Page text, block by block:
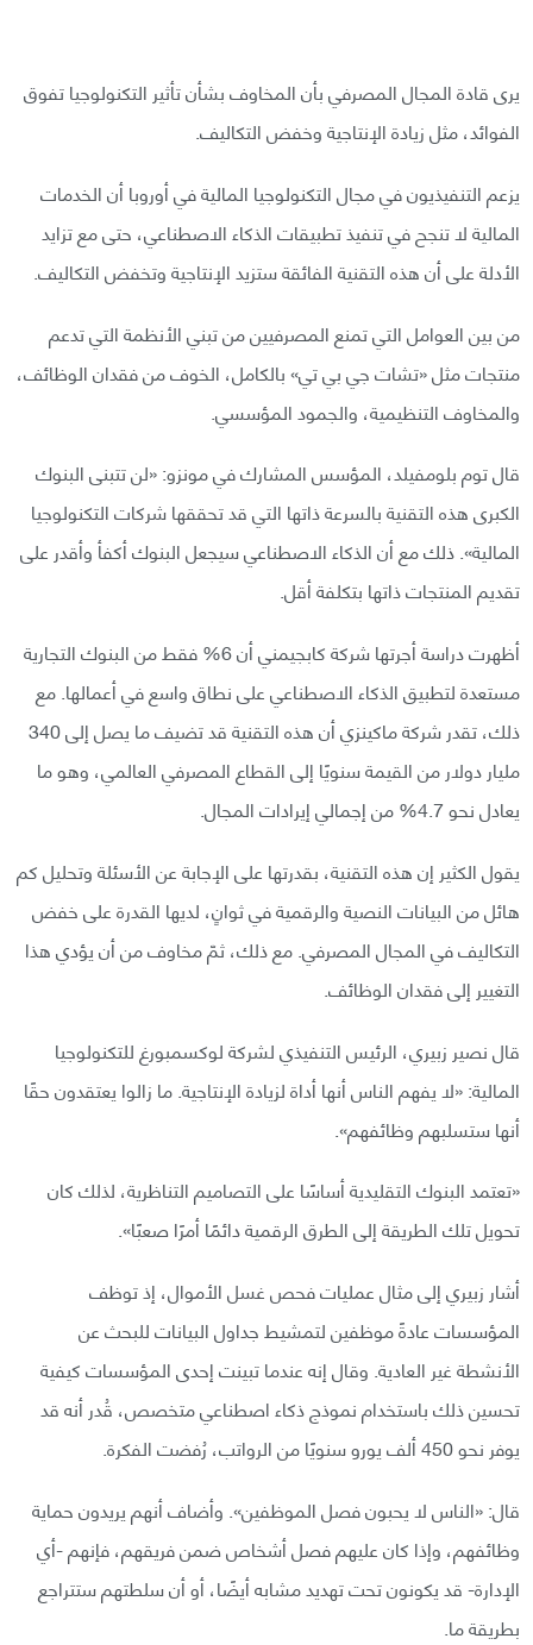
يرى قادة المجال المصرفي بأن المخاوف بشأن تأثير التكنولوجيا تفوق
الفوائد، مثل زيادة الإنتاجية وخفض التكاليف.
يزعم التنفيذيون في مجال التكنولوجيا المالية في أوروبا أن الخدمات
المالية لا تنجح في تنفيذ تطبيقات الذكاء الاصطناعي، حتى مع تزايد
الأدلة على أن هذه التقنية الفائقة ستزيد الإنتاجية وتخفض التكاليف.
من بين العوامل التي تمنع المصرفيين من تبني الأنظمة التي تدعم
منتجات مثل «تشات جي بي تي» بالكامل، الخوف من فقدان الوظائف،
والمخاوف التنظيمية، والجمود المؤسسي.
قال توم بلومفيلد، المؤسس المشارك في مونزو: «لن تتبنى البنوك
الكبرى هذه التقنية بالسرعة ذاتها التي قد تحققها شركات التكنولوجيا
المالية». ذلك مع أن الذكاء الاصطناعي سيجعل البنوك أكفأ وأقدر على
تقديم المنتجات ذاتها بتكلفة أقل.
أظهرت دراسة أجرتها شركة كابجيمني أن 6% فقط من البنوك التجارية
مستعدة لتطبيق الذكاء الاصطناعي على نطاق واسع في أعمالها. مع
ذلك، تقدر شركة ماكينزي أن هذه التقنية قد تضيف ما يصل إلى 340
مليار دولار من القيمة سنويًا إلى القطاع المصرفي العالمي، وهو ما
يعادل نحو 4.7% من إجمالي إيرادات المجال.
يقول الكثير إن هذه التقنية، بقدرتها على الإجابة عن الأسئلة وتحليل كم
هائل من البيانات النصية والرقمية في ثوانٍ، لديها القدرة على خفض
التكاليف في المجال المصرفي. مع ذلك، ثمّ مخاوف من أن يؤدي هذا
التغيير إلى فقدان الوظائف.
قال نصير زبيري، الرئيس التنفيذي لشركة لوكسمبورغ للتكنولوجيا
المالية: «لا يفهم الناس أنها أداة لزيادة الإنتاجية. ما زالوا يعتقدون حقًا
أنها ستسلبهم وظائفهم».
«تعتمد البنوك التقليدية أساسًا على التصاميم التناظرية، لذلك كان
تحويل تلك الطريقة إلى الطرق الرقمية دائمًا أمرًا صعبًا».
أشار زبيري إلى مثال عمليات فحص غسل الأموال، إذ توظف
المؤسسات عادةً موظفين لتمشيط جداول البيانات للبحث عن
الأنشطة غير العادية. وقال إنه عندما تبينت إحدى المؤسسات كيفية
تحسين ذلك باستخدام نموذج ذكاء اصطناعي متخصص، قُدر أنه قد
يوفر نحو 450 ألف يورو سنويًا من الرواتب، رُفضت الفكرة.
قال: «الناس لا يحبون فصل الموظفين». وأضاف أنهم يريدون حماية
وظائفهم، وإذا كان عليهم فصل أشخاص ضمن فريقهم، فإنهم -أي
الإدارة- قد يكونون تحت تهديد مشابه أيضًا، أو أن سلطتهم ستتراجع
بطريقة ما.